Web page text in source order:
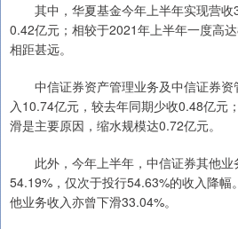
其中，华夏基金今年上半年实现营收
0.42亿元；相较于2021年上半年一度高
相距甚远。
中信证券资产管理业务及中信证券资
入10.74亿元，较去年同期少收0.48亿元
滑是主要原因，缩水规模达0.72亿元。
此外，今年上半年，中信证券其他业
54.19%，仅次于投行54.63%的收入降幅
他业务收入亦曾下滑33.04%。